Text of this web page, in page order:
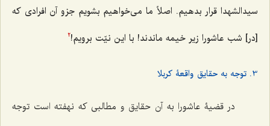
سيدالشهدا قرار بدهيم. اصلاً ما مى‌خواهيم بشويم جزو آن افرادى كه
[در] شب عاشورا زير خيمه ماندند! با اين نيّت برويم!2
3. توجه به حقایق واقعۀ کربلا
در قضیۀ عاشورا به آن حقایق و مطالبی که نهفته است توجه